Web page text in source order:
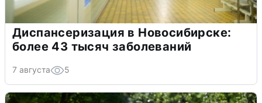
Диспансеризация в Новосибирске:
более 43 тысяч заболеваний
7 августа 5